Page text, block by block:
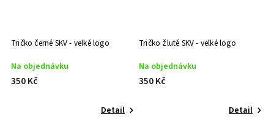
Tričko černé SKV - velké logo
Na objednávku
350 Kč
Detail
Tričko žluté SKV - velké logo
Na objednávku
350 Kč
Detail